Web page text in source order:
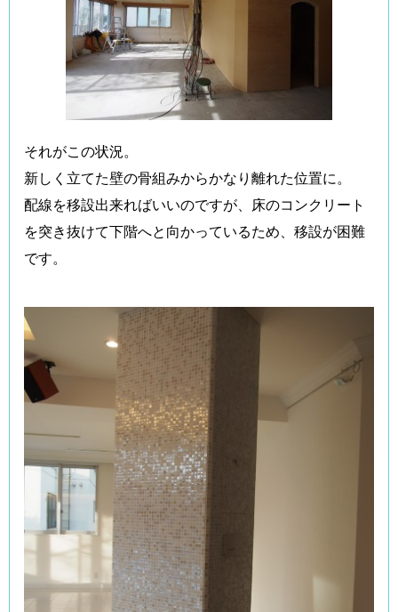
それがこの状況。
新しく立てた壁の骨組みからかなり離れた位置に。
配線を移設出来ればいいのですが、床のコンクリート
を突き抜けて下階へと向かっているため、移設が困難
です。